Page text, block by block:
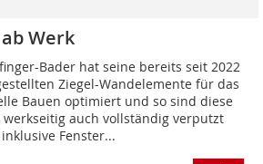
Werk
Bader hat seine bereits seit 2022
Ziegel-Wandelemente für das
Bauen optimiert und so sind diese
werkseitig auch vollständig verputzt
Fenster...